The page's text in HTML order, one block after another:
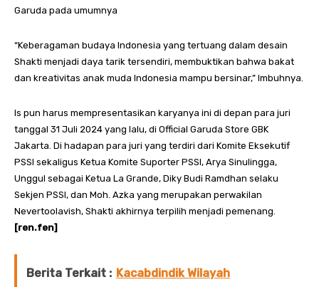
Garuda pada umumnya
“Keberagaman budaya Indonesia yang tertuang dalam desain
Shakti menjadi daya tarik tersendiri, membuktikan bahwa bakat
dan kreativitas anak muda Indonesia mampu bersinar,” Imbuhnya.
Is pun harus mempresentasikan karyanya ini di depan para juri
tanggal 31 Juli 2024 yang lalu, di Official Garuda Store GBK
Jakarta. Di hadapan para juri yang terdiri dari Komite Eksekutif
PSSI sekaligus Ketua Komite Suporter PSSI, Arya Sinulingga,
Unggul sebagai Ketua La Grande, Diky Budi Ramdhan selaku
Sekjen PSSI, dan Moh. Azka yang merupakan perwakilan
Nevertoolavish, Shakti akhirnya terpilih menjadi pemenang.
[ren.fen]
Berita Terkait : Kacabdindik Wilayah